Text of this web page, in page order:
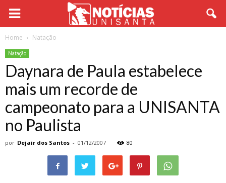
Home Natação
Natação
Daynara de Paula estabelece
mais um recorde de
campeonato para a UNISANTA
no Paulista
por Dejair dos Santos - 01/12/2007 80